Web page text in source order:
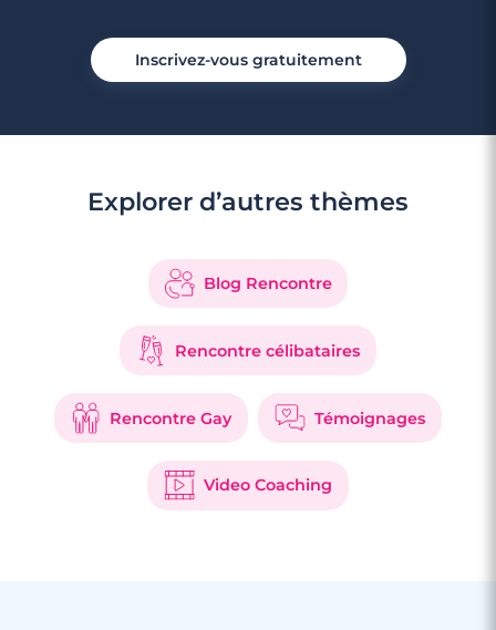
Inscrivez-vous gratuitement
Explorer d’autres thèmes
Blog Rencontre
Rencontre célibataires
Rencontre Gay Témoignages
Video Coaching